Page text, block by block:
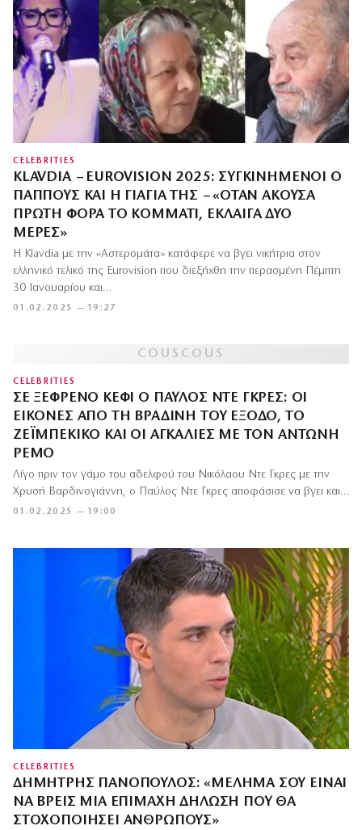
CELEBRITIES
KLAVDIA – EUROVISION 2025: ΣΥΓΚΙΝΗΜΈΝΟΙ Ο
ΠΑΠΠΟΎΣ ΚΑΙ Η ΓΙΑΓΙΆ ΤΗΣ – «ΌΤΑΝ ΆΚΟΥΣΑ
ΠΡΏΤΗ ΦΟΡΆ ΤΟ ΚΟΜΜΆΤΙ, ΈΚΛΑΙΓΑ ΔΥΟ
ΜΈΡΕΣ»
01.02.2025 — 19:27
H Klavdia με την «Αστερομάτα» κατάφερε να βγει νικήτρια στον
ελληνικό τελικό της Eurovision που διεξήχθη την περασμένη Πέμπτη
30 Ιανουαρίου και…
CELEBRITIES
ΣΕ ΞΈΦΡΕΝΟ ΚΈΦΙ Ο ΠΑΎΛΟΣ ΝΤΕ ΓΚΡΕΣ: ΟΙ
ΕΙΚΌΝΕΣ ΑΠΌ ΤΗ ΒΡΑΔΙΝΉ ΤΟΥ ΈΞΟΔΟ, ΤΟ
ΖΕΪΜΠΈΚΙΚΟ ΚΑΙ ΟΙ ΑΓΚΑΛΙΈΣ ΜΕ ΤΟΝ ΑΝΤΏΝΗ
ΡΈΜΟ
01.02.2025 — 19:00
Λίγο πριν τον γάμο του αδελφού του Νικόλαου Ντε Γκρες με την
Χρυσή Βαρδινογιάννη, ο Παύλος Ντε Γκρες αποφάσισε να βγει και…
CELEBRITIES
ΔΗΜΉΤΡΗΣ ΠΑΝΌΠΟΥΛΟΣ: «ΜΈΛΗΜΆ ΣΟΥ ΕΊΝΑΙ
ΝΑ ΒΡΕΙΣ ΜΊΑ ΕΠΊΜΑΧΗ ΔΉΛΩΣΗ ΠΟΥ ΘΑ
ΣΤΟΧΟΠΟΙΉΣΕΙ ΑΝΘΡΏΠΟΥΣ»